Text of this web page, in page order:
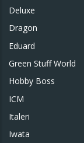
Deluxe
Dragon
Eduard
Green Stuff World
Hobby Boss
ICM
Italeri
Iwata